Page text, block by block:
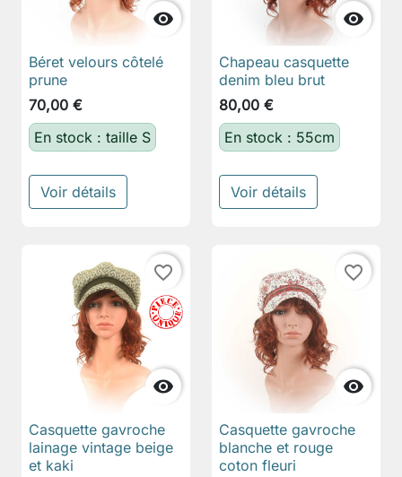

Béret velours côtelé
prune
70,00 €
En stock : taille S
Voir détails

Chapeau casquette
denim bleu brut
80,00 €
En stock : 55cm
Voir détails

favorite_border
Casquette gavroche
lainage vintage beige
et kaki

favorite_border
Casquette gavroche
blanche et rouge
coton fleuri